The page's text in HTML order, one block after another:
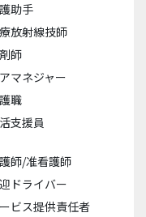
助手
放射線技師
師
マネジャー
職
支援員
師/准看護師
ドライバー
ビス提供責任者